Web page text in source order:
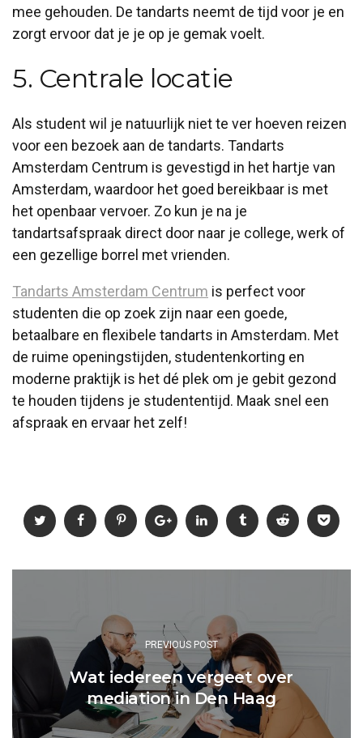
mee gehouden. De tandarts neemt de tijd voor je en
zorgt ervoor dat je je op je gemak voelt.
5. Centrale locatie
Als student wil je natuurlijk niet te ver hoeven reizen
voor een bezoek aan de tandarts. Tandarts
Amsterdam Centrum is gevestigd in het hartje van
Amsterdam, waardoor het goed bereikbaar is met
het openbaar vervoer. Zo kun je na je
tandartsafspraak direct door naar je college, werk of
een gezellige borrel met vrienden.
Tandarts Amsterdam Centrum is perfect voor
studenten die op zoek zijn naar een goede,
betaalbare en flexibele tandarts in Amsterdam. Met
de ruime openingstijden, studentenkorting en
moderne praktijk is het dé plek om je gebit gezond
te houden tijdens je studententijd. Maak snel een
afspraak en ervaar het zelf!
Post
PREVIOUS POST
Wat iedereen vergeet over
mediation in Den Haag